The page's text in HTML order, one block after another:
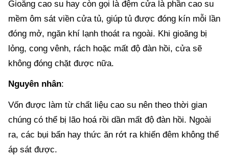
Gioăng cao su hay còn gọi là đệm cửa là phần cao su
mềm ôm sát viền cửa tủ, giúp tủ được đóng kín mỗi lần
đóng mở, ngăn khí lạnh thoát ra ngoài. Khi gioăng bị
lỏng, cong vênh, rách hoặc mất độ đàn hồi, cửa sẽ
không đóng chặt được nữa.
Nguyên nhân:
Vốn được làm từ chất liệu cao su nên theo thời gian
chúng có thể bị lão hoá rồi dần mất độ đàn hồi. Ngoài
ra, các bụi bẩn hay thức ăn rớt ra khiến đêm không thể
áp sát được.